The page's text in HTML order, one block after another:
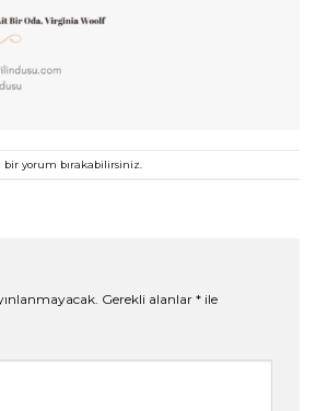
bir yorum bırakabilirsiniz.
Gerekli alanlar * ile